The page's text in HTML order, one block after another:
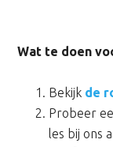
Wat te doen
Bekijk de
Probeer
les bij ons